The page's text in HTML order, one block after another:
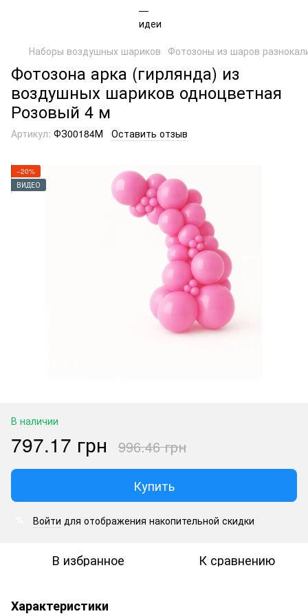
Наборы воздушных шариков Фотозоны из шаров
Фотозона арка (гирлянда) из
воздушных шариков одноцветная
Розовый 4 м
Артикул: ФЗ00184М Оставить отзыв
−20%
ВИДЕО
В наличии
797.17 грн 996.46 грн
Купить
Войти для отображения накопительной скидки
В избранное К сравнению
Характеристики